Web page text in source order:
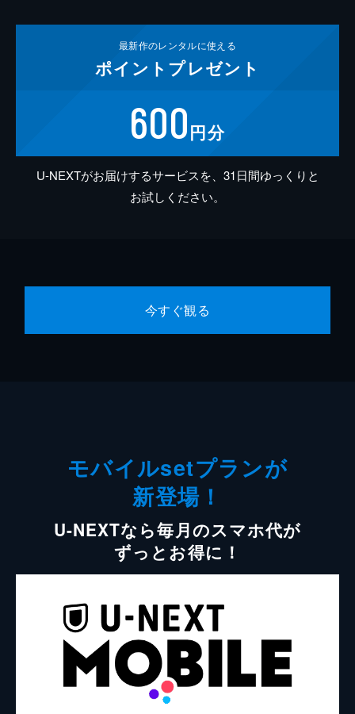
最新作のレンタルに使える
ポイント プレゼント
600円分
U-NEXTがお届けするサービスを、31日間ゆっくりと
お試しください。
今すぐ観る
モバイルsetプランが
新登場！
U-NEXTなら毎月のスマホ代が
ずっとお得に！